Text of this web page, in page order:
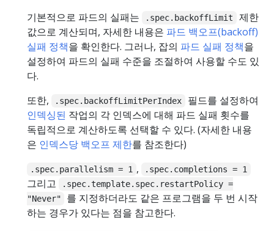
기본적으로 파드의 실패는
.spec.backoffLimit
제한
값으로 계산되며, 자세한 내용은 파드 백오프(backoff)
실패 정책을 확인한다. 그러나, 잡의 파드 실패 정책을
설정하여 파드의 실패 수준을 조절하여 사용할 수도 있
다.
또한,
.spec.backoffLimitPerIndex
필드를 설정하여
인덱싱된 작업의 각 인덱스에 대해 파드 실패 횟수를
독립적으로 계산하도록 선택할 수 있다. (자세한 내용
은 인덱스당 백오프 제한를 참조한다)
.spec.parallelism = 1 , .spec.completions = 1
그리고
.spec.template.spec.restartPolicy =
"Never"
를 지정하더라도 같은 프로그램을 두 번 시작
하는 경우가 있다는 점을 참고한다.